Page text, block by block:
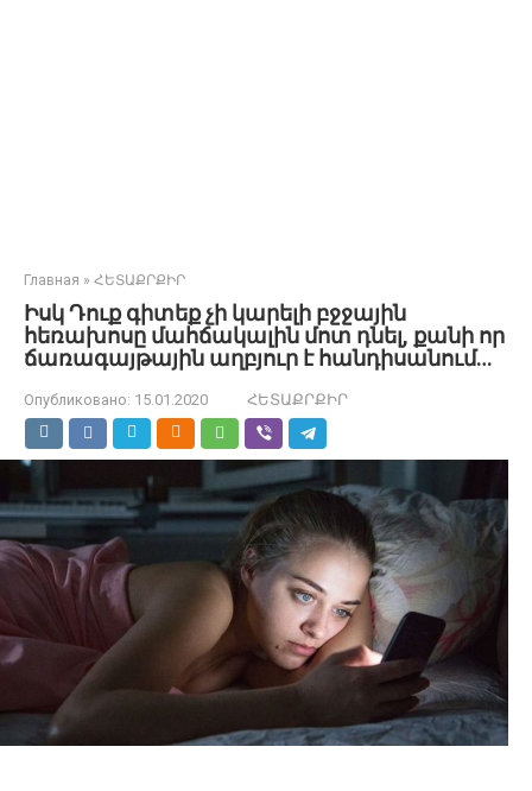
Главная » ՀԵՏԱՔՐՔԻՐ
Իսկ Դուք գիտեք չի կարելի բջջային
հեռախոսը մահճակալին մոտ դնել, քանի որ
ճառագայթային աղբյուր է հանդիսանում…
Опубликовано: 15.01.2020 ՀԵՏԱՔՐՔԻՐ